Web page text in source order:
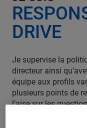
DRIVE
Je supervise la
directeur ainsi
équipe aux profils
plusieurs points de
l’aise sur les
Objectif :